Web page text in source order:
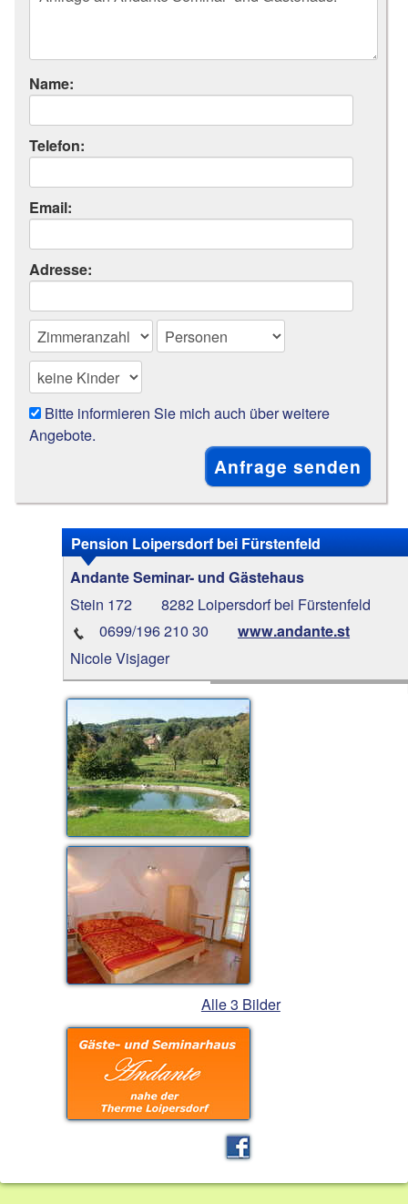
Name:
Telefon:
Email:
Adresse:
Bitte informieren Sie mich auch über weitere
Angebote.
Pension Loipersdorf bei Fürstenfeld
Andante Seminar- und Gästehaus
Stein 172
8282 Loipersdorf bei Fürstenfeld
0699/196 210 30
www.andante.st
Nicole Visjager
Alle 3 Bilder